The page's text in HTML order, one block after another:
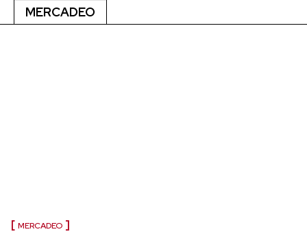
MERCADEO
MERCADEO